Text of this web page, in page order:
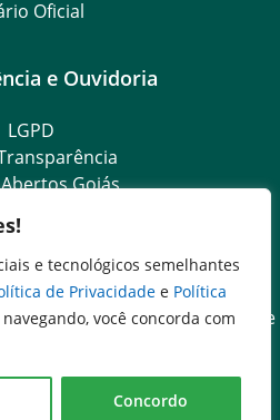
e tecnológicos semelhantes
de Privacidade e Política
você concorda com
Concordo
Oficial
e Ouvidoria
LGPD
Goiás
Geral
Informação ao Cidadão
de Informação ao Cidadão
Organizações Sociais de Saúde
(Expresso)
(Presencial)